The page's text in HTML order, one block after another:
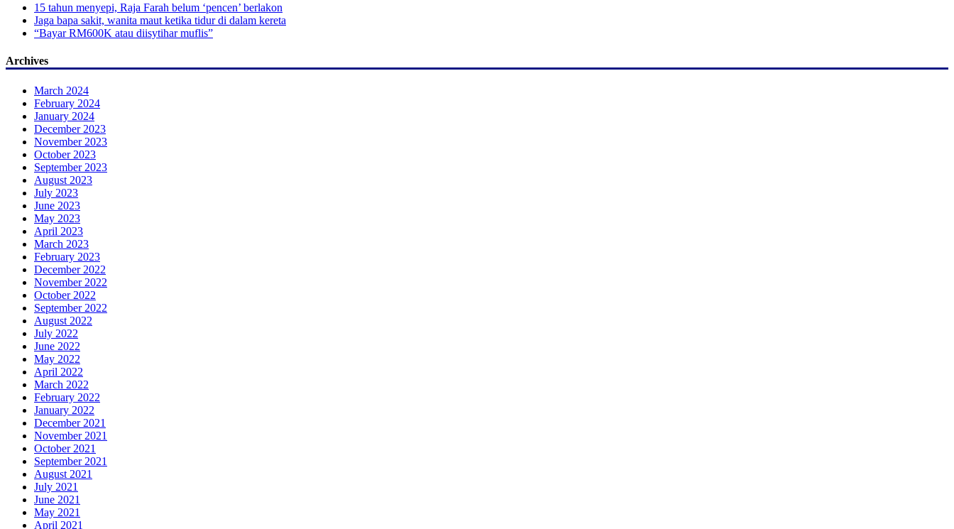
15 tahun menyepi, Raja Farah belum ‘pencen’ berlakon
Jaga bapa sakit, wanita maut ketika tidur di dalam kereta
“Bayar RM600K atau diisytihar muflis”
Archives
March 2024
February 2024
January 2024
December 2023
November 2023
October 2023
September 2023
August 2023
July 2023
June 2023
May 2023
April 2023
March 2023
February 2023
December 2022
November 2022
October 2022
September 2022
August 2022
July 2022
June 2022
May 2022
April 2022
March 2022
February 2022
January 2022
December 2021
November 2021
October 2021
September 2021
August 2021
July 2021
June 2021
May 2021
April 2021